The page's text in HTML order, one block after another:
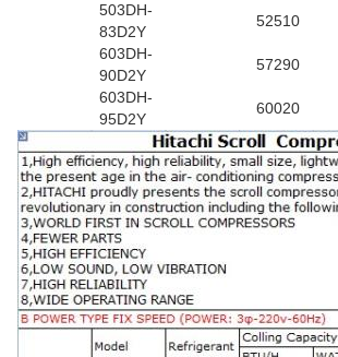
503DH-
83D2Y
52510
603DH-
90D2Y
57290
603DH-
95D2Y
60020